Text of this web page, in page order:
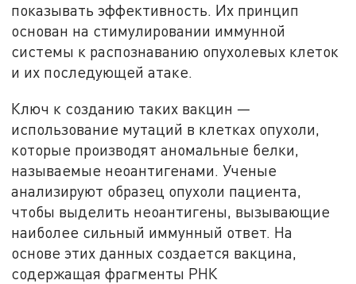
показывать эффективность. Их принцип
основан на стимулировании иммунной
системы к распознаванию опухолевых клеток
и их последующей атаке.
Ключ к созданию таких вакцин —
использование мутаций в клетках опухоли,
которые производят аномальные белки,
называемые неоантигенами. Ученые
анализируют образец опухоли пациента,
чтобы выделить неоантигены, вызывающие
наиболее сильный иммунный ответ. На
основе этих данных создается вакцина,
содержащая фрагменты РНК